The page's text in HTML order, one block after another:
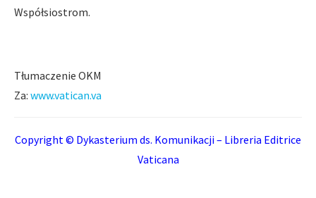
Współsiostrom.
Tłumaczenie OKM
Za: www.vatican.va
Copyright © Dykasterium ds. Komunikacji – Libreria Editrice
Vaticana